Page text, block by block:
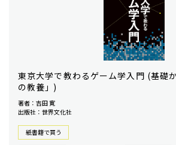
東京大学で教わるゲーム学入門 (基礎
の教養」)
著者：吉田 寛
出版社：世界文化社
紙書籍で買う